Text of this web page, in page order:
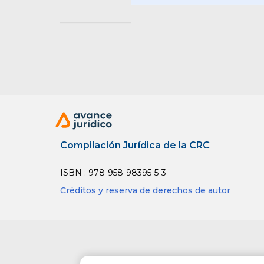
Sin
Compilación Jurídica de la CRC
ISBN : 978-958-98395-5-3
Créditos y reserva de derechos de autor